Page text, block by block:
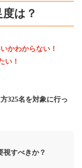
は？
かわからない！
い！
325名を対象に行っ
視すべきか？